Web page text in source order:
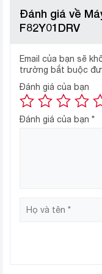
Hệ thống
mịn, hiệu
ActiveFoam giúp
ra bọt siêu mịn và
thấm sâu vào sợi
quần áo của bạn
Đánh giá về
F82Y01DRV
Email của bạn sẽ
trường bắt buộc
Đánh giá của bạn
Đánh giá của bạn *